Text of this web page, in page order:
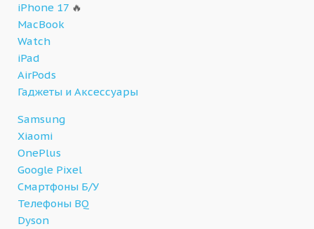
iPhone 17 🔥
MacBook
Watch
iPad
AirPods
Гаджеты и Аксессуары
Samsung
Xiaomi
OnePlus
Google Pixel
Смартфоны Б/У
Телефоны BQ
Dyson